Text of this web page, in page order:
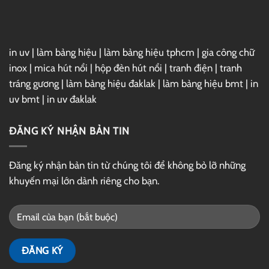
in uv | làm bảng hiệu | làm bảng hiệu tphcm | gia công chữ
inox | mica hút nổi | hộp đèn hút nổi | tranh điện | tranh
tráng gương | làm bảng hiệu đaklak | làm bảng hiệu bmt | in
uv bmt | in uv đaklak
ĐĂNG KÝ NHẬN BẢN TIN
Đăng ký nhận bản tin từ chúng tôi để không bỏ lỡ những
khuyến mại lớn dành riêng cho bạn.